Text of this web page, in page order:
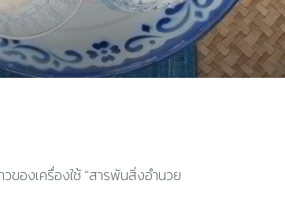
ของเครื่องใช้ “สารพันสิ่งอำนวย